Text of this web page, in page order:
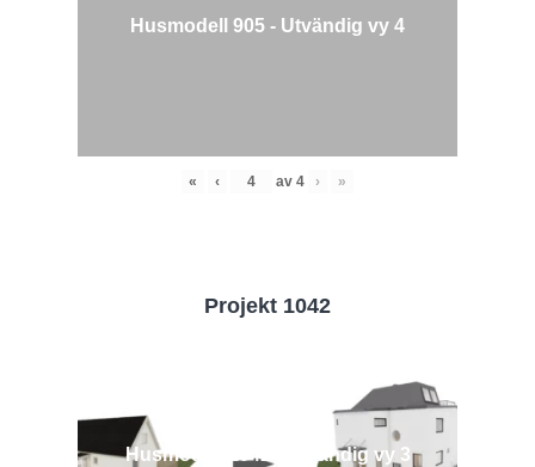
Husmodell 905 - Utvändig vy 4
« ‹ av 4 › »
Projekt 1042
Husmodell 1042 - Utvändig vy 3